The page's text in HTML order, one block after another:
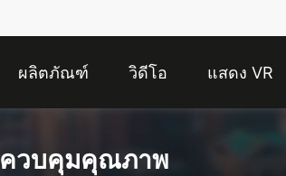
ผลิตภัณฑ์ วิดีโอ แสดง VR
ควบคุมคุณภาพ